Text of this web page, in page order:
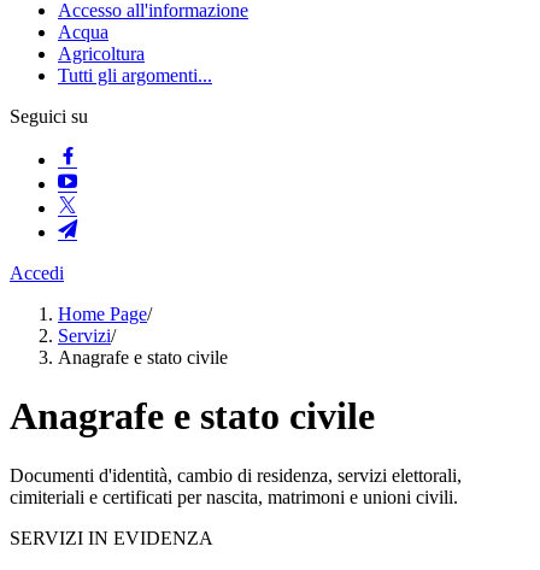
Accesso all'informazione
Acqua
Agricoltura
Tutti gli argomenti...
Seguici su
Accedi
Home Page/
Servizi/
Anagrafe e stato civile
Anagrafe e stato civile
Documenti d'identità, cambio di residenza, servizi elettorali,
cimiteriali e certificati per nascita, matrimoni e unioni civili.
SERVIZI IN EVIDENZA